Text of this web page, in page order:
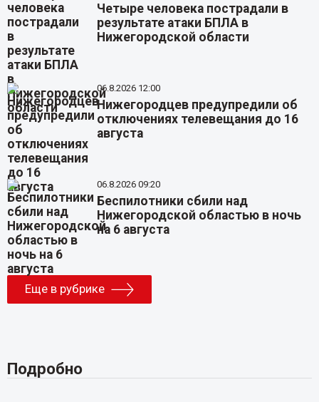
Четыре человека пострадали в
результате атаки БПЛА в
Нижегородской области
06.8.2026 12:00
Нижегородцев предупредили об
отключениях телевещания до 16
августа
06.8.2026 09:20
Беспилотники сбили над
Нижегородской областью в ночь
на 6 августа
Еще в рубрике
Подробно